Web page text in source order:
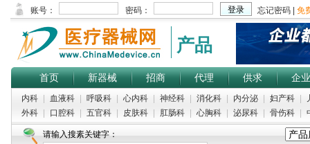
产品
首页 新器械 招商 代理 供求 企业
内科 血液科 呼吸科 心内科 神经科 消化科 内分泌 妇产科
外科
口腔科 五官科 皮肤科 肛肠科 心胸科 泌尿科 骨伤科
请输入搜素关键字：